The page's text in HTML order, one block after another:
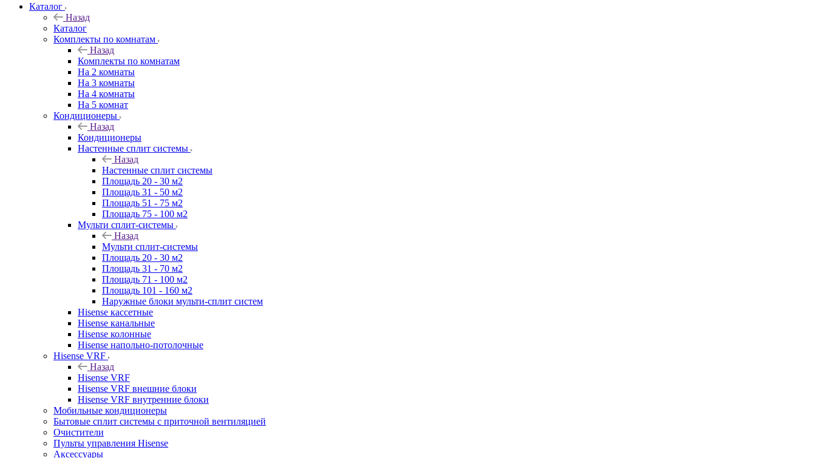
Каталог
Назад
Каталог
Комплекты по комнатам
Назад
Комплекты по комнатам
На 2 комнаты
На 3 комнаты
На 4 комнаты
На 5 комнат
Кондиционеры
Назад
Кондиционеры
Настенные сплит системы
Назад
Настенные сплит системы
Площадь 20 - 30 м2
Площадь 31 - 50 м2
Площадь 51 - 75 м2
Площадь 75 - 100 м2
Мульти сплит-системы
Назад
Мульти сплит-системы
Площадь 20 - 30 м2
Площадь 31 - 70 м2
Площадь 71 - 100 м2
Площадь 101 - 160 м2
Наружные блоки мульти-сплит систем
Hisense кассетные
Hisense канальные
Hisense колонные
Hisense напольно-потолочные
Hisense VRF
Назад
Hisense VRF
Hisense VRF внешние блоки
Hisense VRF внутренние блоки
Мобильные кондиционеры
Бытовые сплит системы с приточной вентиляцией
Очистители
Пульты управления Hisense
Аксессуары